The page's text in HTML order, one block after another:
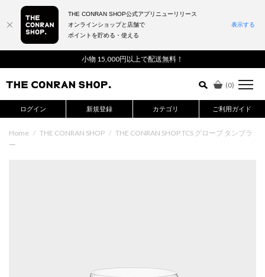
小物 15,000円以上で配送無料！
(0)
ログイン 新規登録 カテゴリ ご利用ガイド
詳細検索はこちら
Home / THE CONRAN SHOP / THE CONRAN SHOP TCS グローブ タンブラ
ー
THE CONRAN SHOP公式アプリニューリリース
オンラインショップと店舗で
ポイントを貯める・使える
表示する